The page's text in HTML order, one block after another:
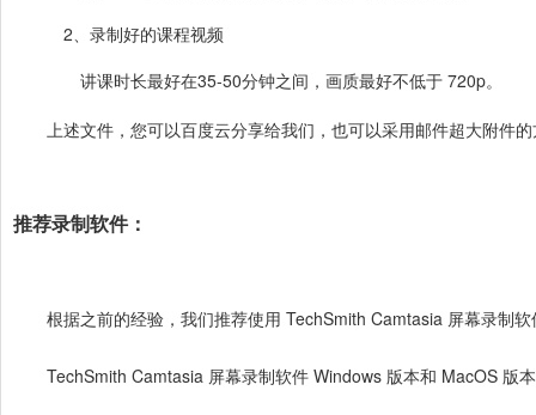
2、录制好的课程视频
讲课时长最好在35-50分钟之间，画质最好不低于 720p。
上述文件，您可以百度云分享给我们，也可以采用邮件超大附件
推荐录制软件：
根据之前的经验，我们推荐使用 TechSmith Camtasia 屏幕录制软
TechSmith Camtasia 屏幕录制软件 Windows 版本和 MacOS 版